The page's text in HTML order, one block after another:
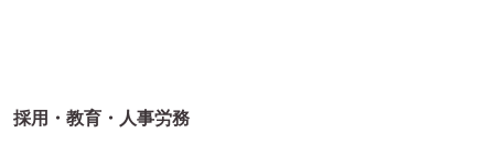
採用・教育・人事労務